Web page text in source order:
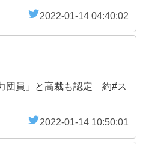
2022-01-14 04:40:02
団員」と高裁も認定 約#ス
2022-01-14 10:50:01